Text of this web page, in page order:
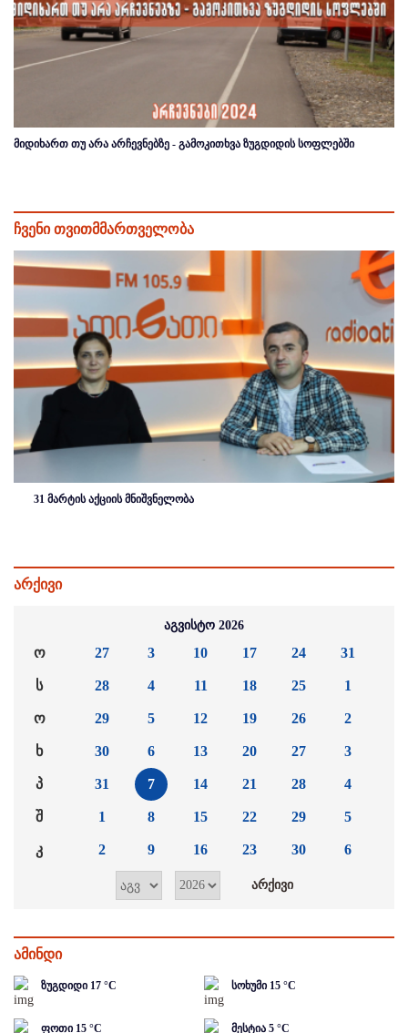
მიდიხართ თუ არა არჩევნებზე - გამოკითხვა ზუგდიდის სოფლებში
ჩვენი თვითმმართველობა
31 მარტის აქციის მნიშვნელობა
არქივი
აგვისტო 2026
ო
ს
ო
ხ
პ
შ
კ
27
28
29
30
31
1
2
3
4
5
6
7
8
9
10
11
12
13
14
15
16
17
18
19
20
21
22
23
24
25
26
27
28
29
30
31
1
2
3
4
5
6
ამინდი
ზუგდიდი 17 °C სოხუმი 15 °C
ფოთი 15 °C მესტია 5 °C